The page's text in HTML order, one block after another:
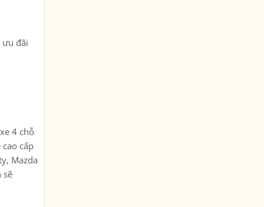
ưu đãi
4 chỗ
cấp
Mazda
sẽ